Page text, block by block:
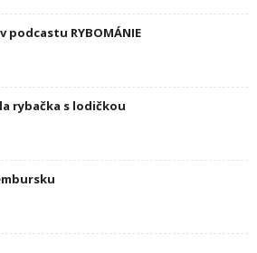
podcastu RYBOMÁNIE
rybačka s lodičkou